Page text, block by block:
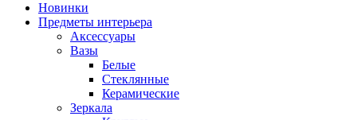
Новинки
Предметы интерьера
Аксессуары
Вазы
Белые
Стеклянные
Керамические
Зеркала